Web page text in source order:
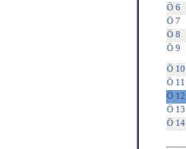
Ö 6
Ö 7
Ö 8
Ö 9
Ö 10
Ö 11
Ö 12
Ö 13
Ö 14